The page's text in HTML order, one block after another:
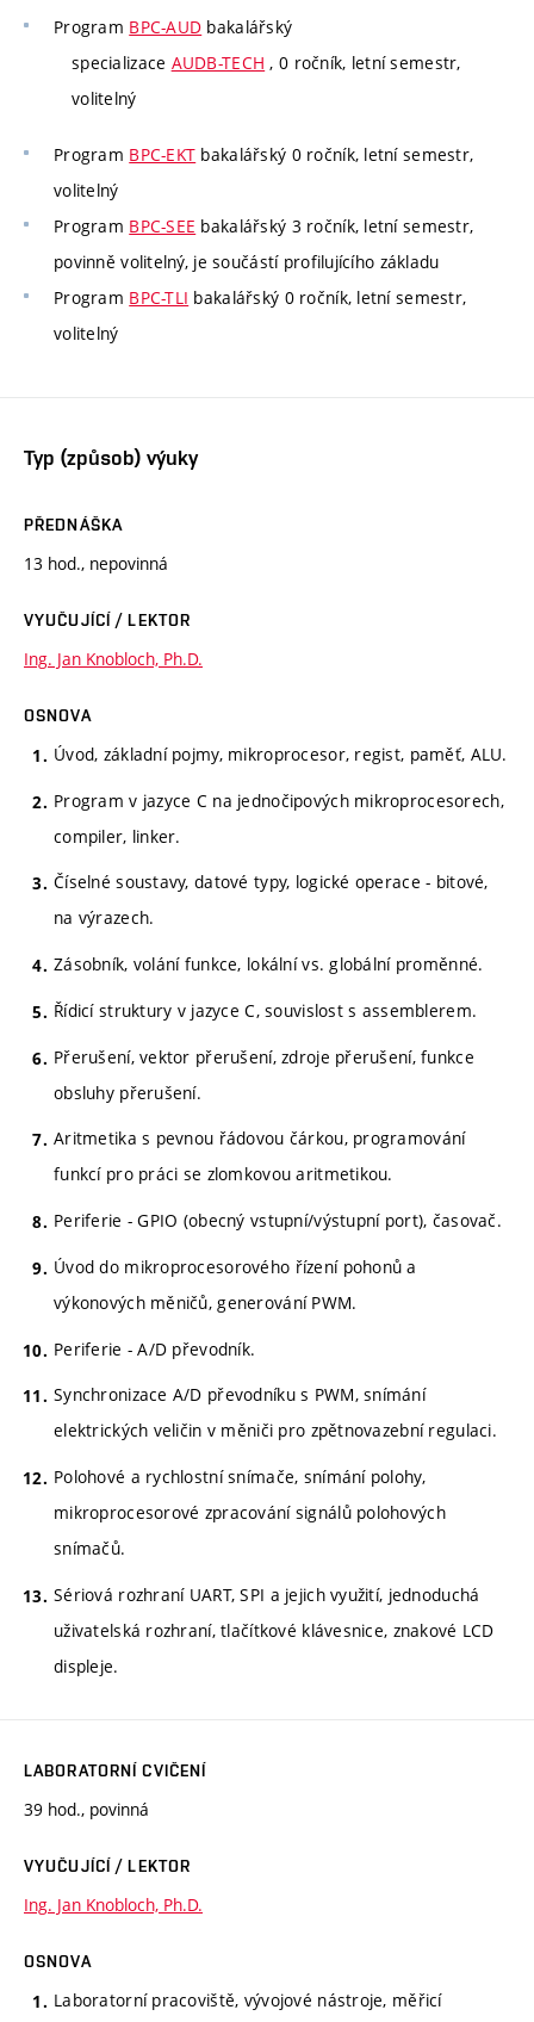
Program BPC-AUD bakalářský
specializace AUDB-TECH , 0 ročník, letní semestr,
volitelný
Program BPC-EKT bakalářský 0 ročník, letní semestr,
volitelný
Program BPC-SEE bakalářský 3 ročník, letní semestr,
povinně volitelný, je součástí profilujícího základu
Program BPC-TLI bakalářský 0 ročník, letní semestr,
volitelný
Typ (způsob) výuky
PŘEDNÁŠKA
13 hod., nepovinná
VYUČUJÍCÍ / LEKTOR
Ing. Jan Knobloch, Ph.D.
OSNOVA
Úvod, základní pojmy, mikroprocesor, regist, paměť, ALU.
Program v jazyce C na jednočipových mikroprocesorech,
compiler, linker.
Číselné soustavy, datové typy, logické operace - bitové,
na výrazech.
Zásobník, volání funkce, lokální vs. globální proměnné.
Řídicí struktury v jazyce C, souvislost s assemblerem.
Přerušení, vektor přerušení, zdroje přerušení, funkce
obsluhy přerušení.
Aritmetika s pevnou řádovou čárkou, programování
funkcí pro práci se zlomkovou aritmetikou.
Periferie - GPIO (obecný vstupní/výstupní port), časovač.
Úvod do mikroprocesorového řízení pohonů a
výkonových měničů, generování PWM.
Periferie - A/D převodník.
Synchronizace A/D převodníku s PWM, snímání
elektrických veličin v měniči pro zpětnovazební regulaci.
Polohové a rychlostní snímače, snímání polohy,
mikroprocesorové zpracování signálů polohových
snímačů.
Sériová rozhraní UART, SPI a jejich využití, jednoduchá
uživatelská rozhraní, tlačítkové klávesnice, znakové LCD
displeje.
LABORATORNÍ CVIČENÍ
39 hod., povinná
VYUČUJÍCÍ / LEKTOR
Ing. Jan Knobloch, Ph.D.
OSNOVA
Laboratorní pracoviště, vývojové nástroje, měřicí